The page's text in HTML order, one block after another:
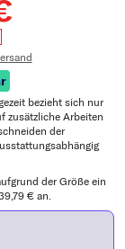
bezieht sich nur
zusätzliche Arbeiten
der
der Größe ein
€ an.